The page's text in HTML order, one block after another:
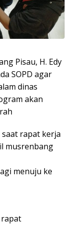
Pisau, H. Edy
SOPD agar
dinas
akan
rapat kerja
musrenbang
menuju ke
rapat